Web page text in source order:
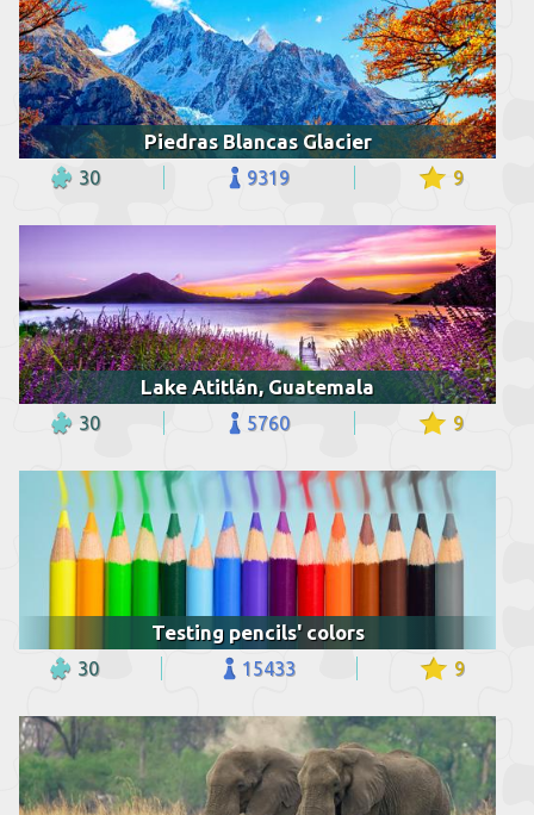
Piedras Blancas Glacier
30 9319 9
Lake Atitlán, Guatemala
30 5760 9
Testing pencils' colors
30 15433 9